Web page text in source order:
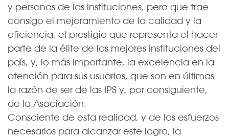
y personas de las instituciones, pero que trae
consigo el mejoramiento de la calidad y la
eficiencia, el prestigio que representa el hacer
parte de la élite de las mejores instituciones del
país, y, lo más importante, la excelencia en la
atención para sus usuarios, que son en últimas
la razón de ser de las IPS y, por consiguiente,
de la Asociación.
Consciente de esta realidad, y de los esfuerzos
necesarios para alcanzar este logro, la